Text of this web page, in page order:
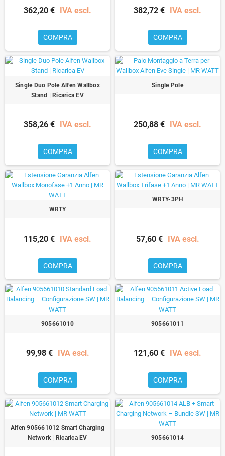
362,20 € IVA escl.
COMPRA
382,72 € IVA escl.
COMPRA
Single Duo Pole Alfen Wallbox
Stand | Ricarica EV
358,26 € IVA escl.
COMPRA
Single Pole
250,88 € IVA escl.
COMPRA
WRTY
115,20 € IVA escl.
COMPRA
WRTY-3PH
57,60 € IVA escl.
COMPRA
905661010
99,98 € IVA escl.
COMPRA
905661011
121,60 € IVA escl.
COMPRA
Alfen 905661012 Smart Charging
Network | Ricarica EV
905661014